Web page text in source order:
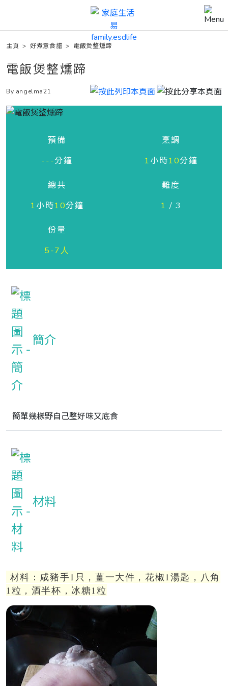
主頁 >好煮意食譜 > 電飯煲整燻蹄
電飯煲整燻蹄
By angelma21
預備
---分鐘
烹調
1小時10分鐘
總共
1小時10分鐘
難度
1 / 3
份量
5-7人
簡介
簡單幾樣野自己整好味又底食
材料
材料：咸豬手1只，薑一大件，花椒1湯匙，八角
1粒，酒半杯，冰糖1粒